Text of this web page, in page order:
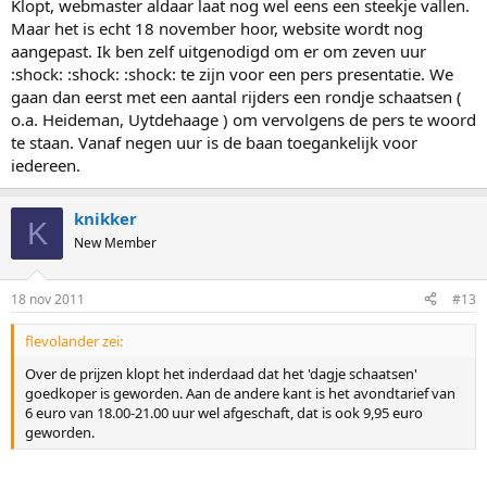
Klopt, webmaster aldaar laat nog wel eens een steekje vallen.
Maar het is echt 18 november hoor, website wordt nog
aangepast. Ik ben zelf uitgenodigd om er om zeven uur
:shock: :shock: :shock: te zijn voor een pers presentatie. We
gaan dan eerst met een aantal rijders een rondje schaatsen (
o.a. Heideman, Uytdehaage ) om vervolgens de pers te woord
te staan. Vanaf negen uur is de baan toegankelijk voor
iedereen.
K knikker
New Member
18 nov 2011 #13
flevolander zei:
Over de prijzen klopt het inderdaad dat het 'dagje schaatsen'
goedkoper is geworden. Aan de andere kant is het avondtarief van
6 euro van 18.00-21.00 uur wel afgeschaft, dat is ook 9,95 euro
geworden.